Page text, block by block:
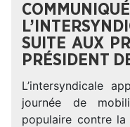
SUITE AUX
PRÉSIDENT
L’intersyndicale
journée de
populaire contre